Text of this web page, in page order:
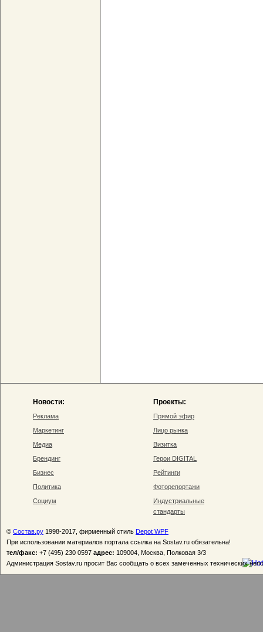
Новости:
Реклама
Маркетинг
Медиа
Брендинг
Бизнес
Политика
Социум
Проекты:
Прямой эфир
Лицо рынка
Визитка
Герои DIGITAL
Рейтинги
Фоторепортажи
Индустриальные
стандарты
© Состав.ру 1998-2017, фирменный стиль Depot WPF
При использовании материалов портала ссылка на Sostav.ru обязательна!
тел/факс: +7 (495) 230 0597 адрес: 109004, Москва, Полковая 3/3
Администрация Sostav.ru просит Вас сообщать о всех замеченных технических